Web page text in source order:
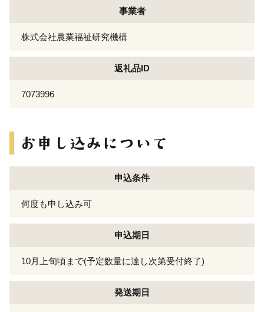
事業者
株式会社農業福祉研究機構
返礼品ID
7073996
申込条件
何度も申し込み可
申込期日
10月上旬頃まで(予定数量に達し次第受付終了)
発送期日